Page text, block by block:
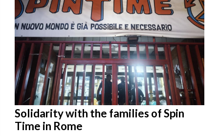
Solidarity with the families of Spin
Time in Rome